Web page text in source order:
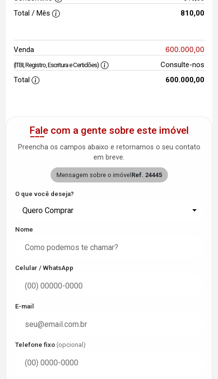
Total / Mês
810,00
Venda 600.000,00
(ITBI, Registro, Escritura e Certidões)
Consulte-nos
Total
600.000,00
Fale com a gente sobre este imóvel
Preencha os campos abaixo e retornamos o seu contato
em breve.
Mensagem sobre o imóvel Ref. 24445
O que você deseja?
Quero Comprar
Nome
Celular / WhatsApp
E-mail
Telefone fixo (opcional)